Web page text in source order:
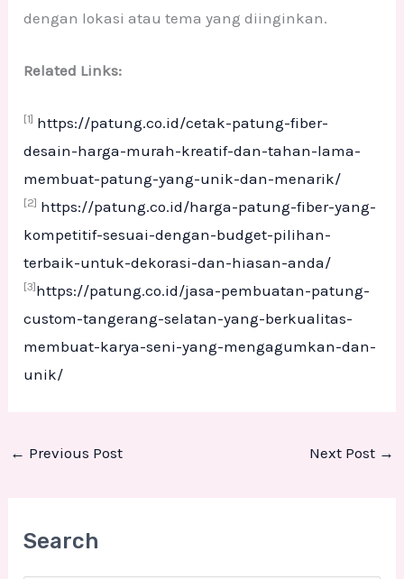
dengan lokasi atau tema yang diinginkan.
Related Links:
[1] https://patung.co.id/cetak-patung-fiber-
desain-harga-murah-kreatif-dan-tahan-lama-
membuat-patung-yang-unik-dan-menarik/
[2] https://patung.co.id/harga-patung-fiber-yang-
kompetitif-sesuai-dengan-budget-pilihan-
terbaik-untuk-dekorasi-dan-hiasan-anda/
[3]https://patung.co.id/jasa-pembuatan-patung-
custom-tangerang-selatan-yang-berkualitas-
membuat-karya-seni-yang-mengagumkan-dan-
unik/
← Previous Post Next Post →
Search